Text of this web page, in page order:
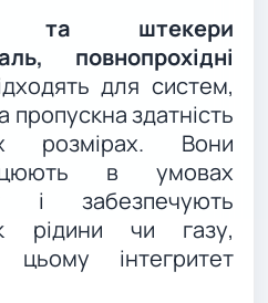
та штекери
повнопрохідні
для систем,
пропускна здатність
розмірах. Вони
в умовах
і забезпечують
рідини чи газу,
інтегритет